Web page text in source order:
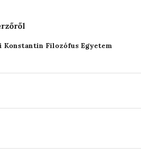
Konstantin Filozófus Egyetem